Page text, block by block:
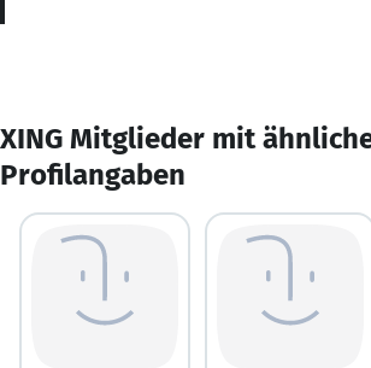
XING Mitglieder mit
Profilangaben